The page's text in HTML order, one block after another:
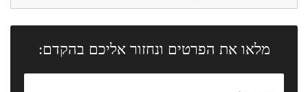
מלאו את הפרטים ונחזור אליכם בהקדם: